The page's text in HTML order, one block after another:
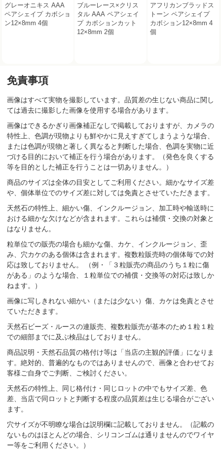
グレーオニキス AAA
ペアシェイプ カボショ
ン12×8mm 4個
ブルーレース×クリス
タル AAA ペアシェイ
プ カボションカット
12×8mm 2個
アフリカンブラッドス
トーン ペアシェイプ
カボション12×8mm 4
個
免責事項
画像はすべて実物を撮影しています。品質差の生じない商品に関し
ては過去に撮影した画像を使用する場合があります。
画像はできるかぎり画像補正なしで掲載しておりますが、カメラの
特性上、色調が現物よりも鮮やかに見えすぎてしまうような場合、
または色調が現物と著しく異なると判断した場合、色調を実物に近
づける目的において補正を行う場合があります。（発色を良くする
等を目的とした補正を行うことは一切ありません。）
商品のサイズは全体の目安としてご利用ください。細かなサイズ差
や、個体単位でのサイズ差に対しては免責とさせていただきます。
天然石の特性上、細かい傷、インクルージョン、加工時や輸送時に
おける細かな欠けなどが含まれます。これらは補償・交換の対象と
はなりません。
粒単位での販売の場合も細かな傷、カケ、インクルージョン、歪
み、穴カケのある個体は含まれます。複数粒販売時の個体毎での対
応は致しておりません。 （例・「３粒販売の商品のうち１粒に傷
がある」のような場合、１粒単位での補償・交換等の対応は致しか
ねます。）
画像に写しきれない細かい（または少ない）傷、カケは免責とさせ
ていただきます。
天然石ビーズ・ルースの連販売、複数粒販売が基本のため１粒１粒
での細部までに及ぶ検品はしておりません。
商品説明・天然石品質の格付け等は「当店の主観的評価」になりま
す。絶対的、普遍的なものではありませんので、画像と合わせてお
客様ご自身でご判断、ご検討ください。
天然石の特性上、同じ格付け・同じロットの中でもサイズ差、色
差、当店で同ロットと判断する程度の品質差は生じる場合がござい
ます。
穴サイズが不明瞭な場合は説明欄に記載しておりません。（記載の
ないものはほとんどの場合、シリコンゴムは通りませんのでワイヤ
ー等をご利用ください。）